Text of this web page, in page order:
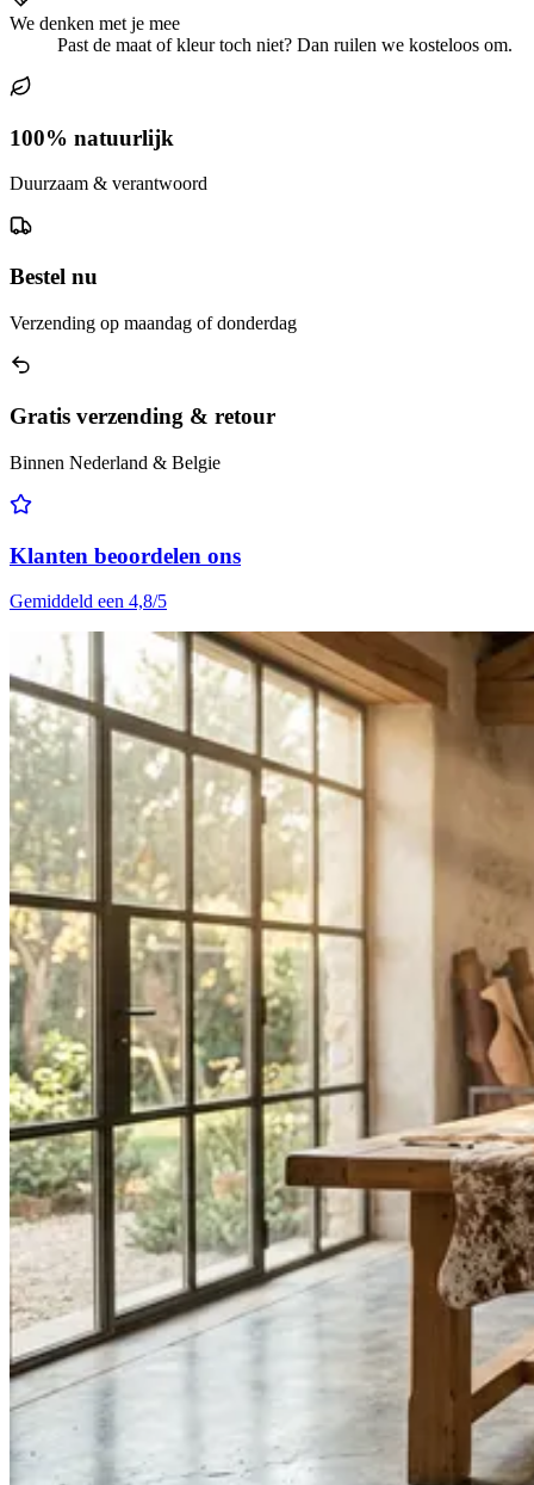
We denken met je mee
Past de maat of kleur toch niet? Dan ruilen we kosteloos om.
100% natuurlijk
Duurzaam & verantwoord
Bestel nu
Verzending op maandag of donderdag
Gratis verzending & retour
Binnen Nederland & Belgie
Klanten beoordelen ons
Gemiddeld een 4,8/5